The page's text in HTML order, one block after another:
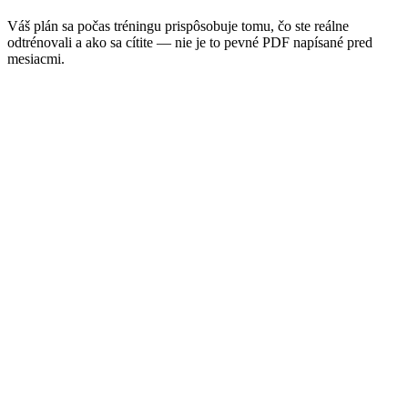
Váš plán sa počas tréningu prispôsobuje tomu, čo ste reálne
odtrénovali a ako sa cítite — nie je to pevné PDF napísané pred
mesiacmi.